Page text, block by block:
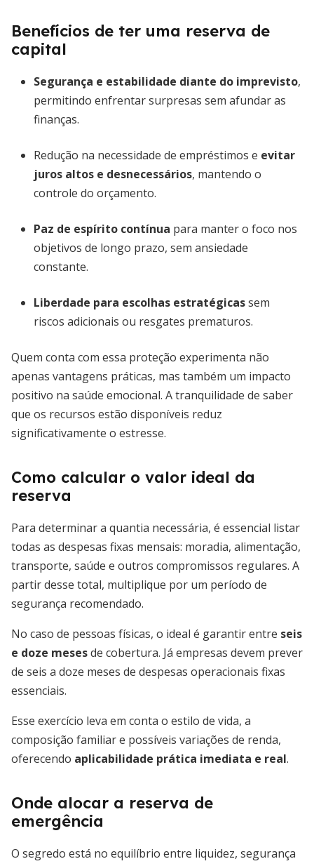
Benefícios de ter uma reserva de
capital
Segurança e estabilidade diante do imprevisto,
permitindo enfrentar surpresas sem afundar as
finanças.
Redução na necessidade de empréstimos e evitar
juros altos e desnecessários, mantendo o
controle do orçamento.
Paz de espírito contínua para manter o foco nos
objetivos de longo prazo, sem ansiedade
constante.
Liberdade para escolhas estratégicassem
riscos adicionais ou resgates prematuros.
Quem conta com essa proteção experimenta não
apenas vantagens práticas, mas também um impacto
positivo na saúde emocional. A tranquilidade de saber
que os recursos estão disponíveis reduz
significativamente o estresse.
Como calcular o valor ideal da
reserva
Para determinar a quantia necessária, é essencial listar
todas as despesas fixas mensais: moradia, alimentação,
transporte, saúde e outros compromissos regulares. A
partir desse total, multiplique por um período de
segurança recomendado.
No caso de pessoas físicas, o ideal é garantir entre seis
e doze mesesde cobertura. Já empresas devem prever
de seis a doze meses de despesas operacionais fixas
essenciais.
Esse exercício leva em conta o estilo de vida, a
composição familiar e possíveis variações de renda,
oferecendo aplicabilidade prática imediata e real.
Onde alocar a reserva de
emergência
O segredo está no equilíbrio entre liquidez, segurança